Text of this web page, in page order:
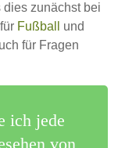
dies zunächst bei
Fußball und
für Fragen
ich jede
von